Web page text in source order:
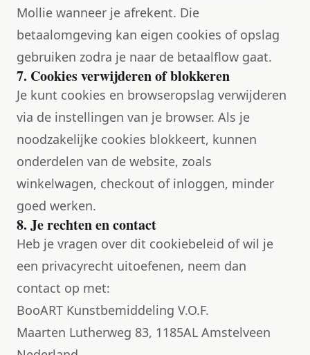
Mollie wanneer je afrekent. Die
betaalomgeving kan eigen cookies of opslag
gebruiken zodra je naar de betaalflow gaat.
7. Cookies verwijderen of blokkeren
Je kunt cookies en browseropslag verwijderen
via de instellingen van je browser. Als je
noodzakelijke cookies blokkeert, kunnen
onderdelen van de website, zoals
winkelwagen, checkout of inloggen, minder
goed werken.
8. Je rechten en contact
Heb je vragen over dit cookiebeleid of wil je
een privacyrecht uitoefenen, neem dan
contact op met:
BooART Kunstbemiddeling V.O.F.
Maarten Lutherweg 83, 1185AL Amstelveen